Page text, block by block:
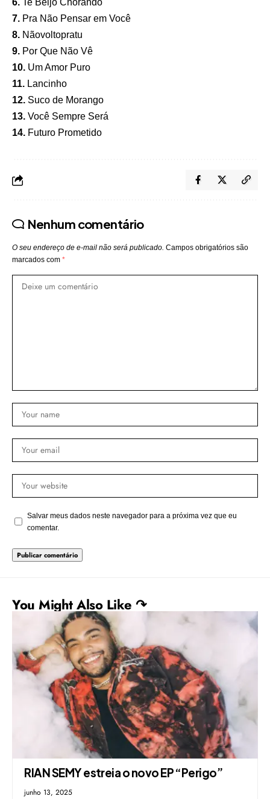
7. Pra Não Pensar em Você
8. Nãovoltopratu
9. Por Que Não Vê
10. Um Amor Puro
11. Lancinho
12. Suco de Morango
13. Você Sempre Será
14. Futuro Prometido
Nenhum comentário
O seu endereço de e-mail não será publicado. Campos obrigatórios são
marcados com *
Salvar meus dados neste navegador para a próxima vez que eu
comentar.
You Might Also Like ↷
RIAN SEMY estreia o novo EP “Perigo”
junho 13, 2025